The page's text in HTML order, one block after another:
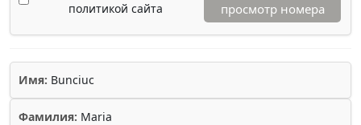
политикой сайта
просмотр номера
Имя: Bunciuc
Фамилия: Maria